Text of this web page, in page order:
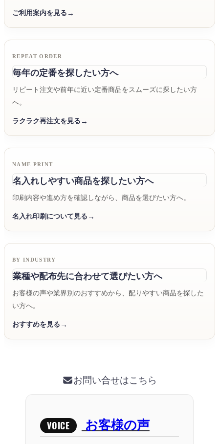
ご利用案内を見る
REPEAT ORDER
毎年の定番を探したい方へ
リピート注文や前年に近い定番商品をスムーズに探したい方
へ。
ラクラク再注文を見る
NAME PRINT
名入れしやすい商品を探したい方へ
印刷内容や進め方を確認しながら、商品を選びたい方へ。
名入れ印刷について見る
BY INDUSTRY
業種や配布先に合わせて選びたい方へ
お客様の声や業界別のおすすめから、配りやすい商品を探した
い方へ。
おすすめを見る
お問い合せはこちら
VOICE お客様の声